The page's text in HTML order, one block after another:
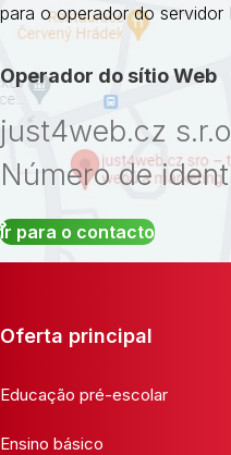
para o operador do servidor
Operador do sítio Web
just4web.cz
Número de
Ir para o contacto
Oferta principal
Educação pré-escolar
Ensino básico